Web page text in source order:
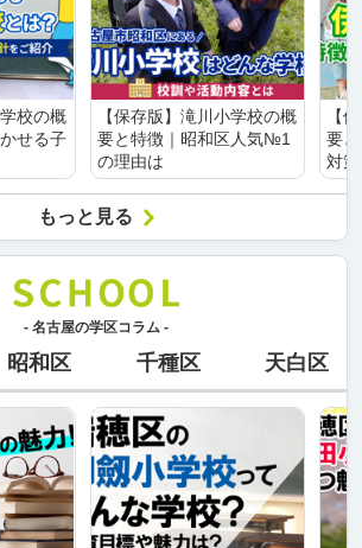
校の概
せる子
【保存版】滝川小学校の概
要と特徴｜昭和区人気№1
の理由は
【
要
対
もっと見る
- 名古屋の学区コラム -
昭和区 千種区 天白区